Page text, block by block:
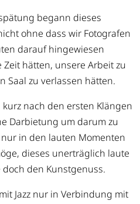
begann dieses
ohne dass wir Fotografen
darauf hingewiesen
hätten, unsere Arbeit zu
zu verlassen hätten.
nach den ersten Klängen
Darbietung um darum zu
in den lauten Momenten
dieses unerträglich laute
den Kunstgenuss.
Jazz nur in Verbindung mit